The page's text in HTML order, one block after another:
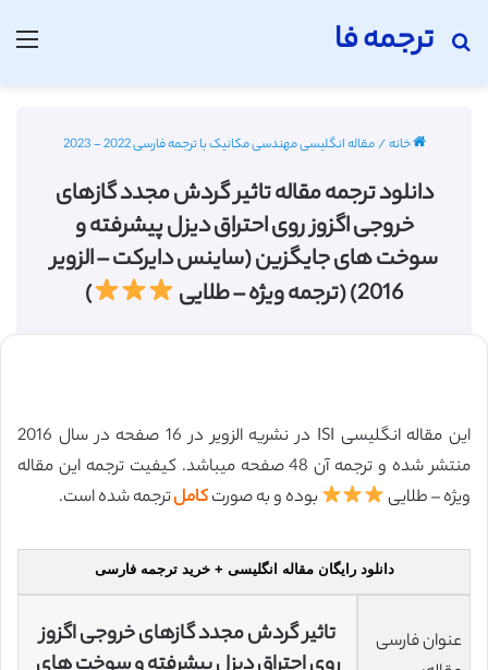
ترجمه فا
جستجو برای
خانه/مقاله انگلیسی مهندسی مکانیک با ترجمه فارسی 2022 - 2023
دانلود ترجمه مقاله تاثیر گردش مجدد گازهای
خروجی اگزوز روی احتراق دیزل پیشرفته و
سوخت های جایگزین (ساینس دایرکت – الزویر
2016) (ترجمه ویژه – طلایی
)
این مقاله انگلیسی ISI در نشریه الزویر در 16 صفحه در سال 2016
منتشر شده و ترجمه آن 48 صفحه میباشد. کیفیت ترجمه این مقاله
ویژه – طلایی
بوده و به صورتکاملترجمه شده است.
دانلود رایگان مقاله انگلیسی + خرید ترجمه فارسی
عنوان فارسی
تاثیر گردش مجدد گازهای خروجی اگزوز